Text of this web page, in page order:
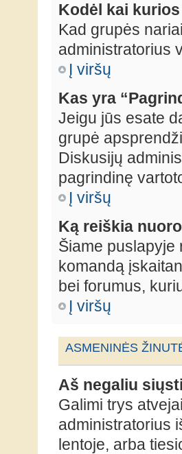
Kodėl kai
Kad grupės
administratorius
Į viršų
Kas yra
Jeigu jūs esate
grupė
Diskusijų
pagrindinę
Į viršų
Ką reiškia
Šiame
komandą
bei forumus,
Į viršų
ASMENINĖS
Aš negaliu
Galimi trys
administratorius
lentoje, arba